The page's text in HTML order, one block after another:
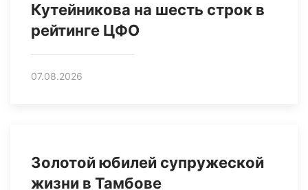
Кутейникова на шесть строк в
рейтинге ЦФО
07.08.2026
Золотой юбилей супружеской
жизни в Тамбове